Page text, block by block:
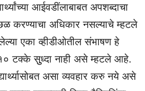
आईवडींलाबाबत अपशब्दाचा
करण्याचा अधिकार नसल्याचे म्हटले
एका व्हीडीओतील संभाषण हे
टक्के सुुध्दा नाही असे म्हटले आहे.
असा व्यवहार करु नये असे